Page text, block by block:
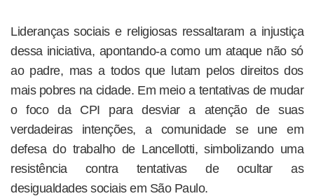
Lideranças sociais e religiosas ressaltaram a injustiça
dessa iniciativa, apontando-a como um ataque não só
ao padre, mas a todos que lutam pelos direitos dos
mais pobres na cidade. Em meio a tentativas de mudar
o foco da CPI para desviar a atenção de suas
verdadeiras intenções, a comunidade se une em
defesa do trabalho de Lancellotti, simbolizando uma
resistência contra tentativas de ocultar as
desigualdades sociais em São Paulo.